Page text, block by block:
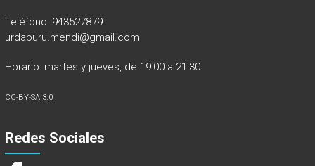
Teléfono: 943527879
urdaburu.mendi@gmail.com
Horario: martes y jueves, de 19:00 a 21:30
CC-BY-SA 3.0
Redes Sociales